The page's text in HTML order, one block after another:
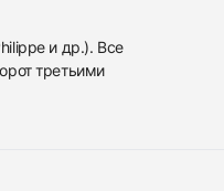
и др.). Все
третьими